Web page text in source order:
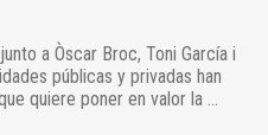
a Òscar Broc, Toni García i
públicas y privadas han
quiere poner en valor la …